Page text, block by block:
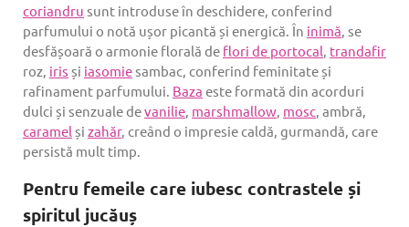
coriandru sunt introduse în deschidere, conferind
parfumului o notă ușor picantă și energică. În inimă, se
desfășoară o armonie florală de flori de portocal, trandafir
roz, iris și iasomiesambac, conferind feminitate și
rafinament parfumului. Baza este formată din acorduri
dulci și senzuale devanilie, marshmallow, mosc, ambră,
caramel și zahăr, creând o impresie caldă, gurmandă, care
persistă mult timp.
Pentru femeile care iubesc contrastele și
spiritul jucăuș